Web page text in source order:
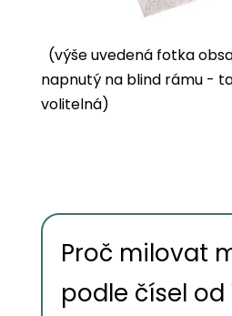
(výše uvedená fotka
napnutý na blind rámu -
volitelná)
Proč milovat
podle čísel